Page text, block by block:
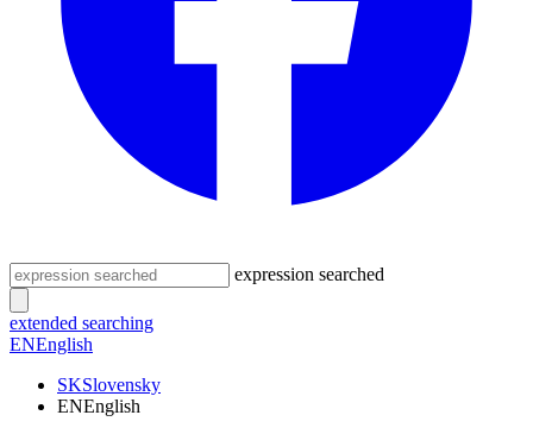
expression searched
extended searching
ENEnglish
SKSlovensky
ENEnglish